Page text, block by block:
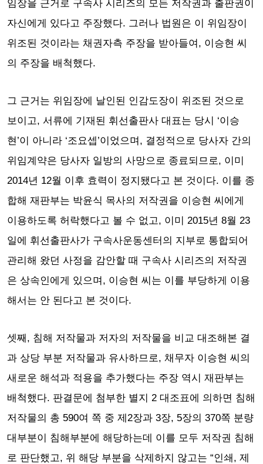
임장을 근거로 구속사 시리즈의 모든 저작권과 출판권이
자신에게 있다고 주장했다. 그러나 법원은 이 위임장이
위조된 것이라는 채권자측 주장을 받아들여, 이승현 씨
의 주장을 배척했다.
그 근거는 위임장에 날인된 인감도장이 위조된 것으로
보이고, 서류에 기재된 휘선출판사 대표는 당시 ‘이승
현’이 아니라 ‘조요셉’이었으며, 결정적으로 당사자 간의
위임계약은 당사자 일방의 사망으로 종료되므로, 이미
2014년 12월 이후 효력이 정지됐다고 본 것이다. 이를 종
합해 재판부는 박윤식 목사의 저작권을 이승현 씨에게
이용하도록 허락했다고 볼 수 없고, 이미 2015년 8월 23
일에 휘선출판사가 구속사운동센터의 지부로 통합되어
관리해 왔던 사정을 감안할 때 구속사 시리즈의 저작권
은 상속인에게 있으며, 이승현 씨는 이를 부당하게 이용
해서는 안 된다고 본 것이다.
셋째, 침해 저작물과 저자의 저작물을 비교 대조해본 결
과 상당 부분 저작물과 유사하므로, 채무자 이승현 씨의
새로운 해석과 적용을 추가했다는 주장 역시 재판부는
배척했다. 판결문에 첨부한 별지 2 대조표에 의하면 침해
저작물의 총 590여 쪽 중 제2장과 3장, 5장의 370쪽 분량
대부분이 침해부분에 해당하는데 이를 모두 저작권 침해
로 판단했고, 위 해당 부분을 삭제하지 않고는 “인쇄, 제